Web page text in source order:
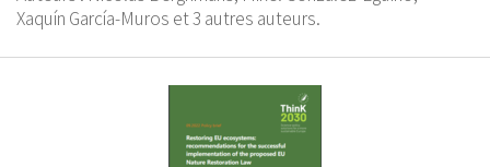
Xaquín García-Muros et 3 autres auteurs.